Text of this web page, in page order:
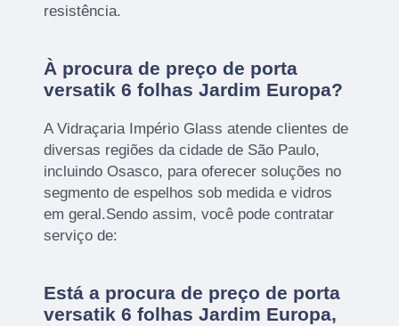
resistência.
À procura de preço de porta
versatik 6 folhas Jardim Europa?
A Vidraçaria Império Glass atende clientes de
diversas regiões da cidade de São Paulo,
incluindo Osasco, para oferecer soluções no
segmento de espelhos sob medida e vidros
em geral.Sendo assim, você pode contratar
serviço de:
Está a procura de preço de porta
versatik 6 folhas Jardim Europa,